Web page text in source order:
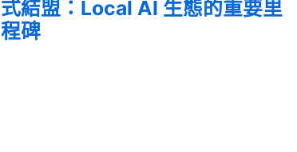
式結盟：Local AI 生態的重要里
程碑